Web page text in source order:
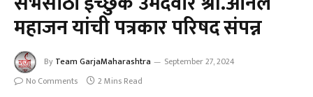
महाजन यांची पत्रकार परिषद संपन्न
By Team GarjaMaharashtra
September 27, 2024
No Comments
2 Mins Read